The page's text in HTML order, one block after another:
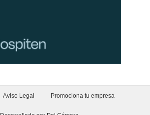
Aviso Legal Promociona tu empresa